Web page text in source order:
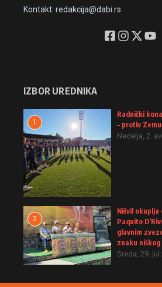
Kontakt: redakcija@dabi.rs
IZBOR UREDNIKA
1
Radnički
– protiv
Nedelja, 2.
2
Nišvil okuplja
Paquito
glavnim
znaku
Sreda, 29. jul